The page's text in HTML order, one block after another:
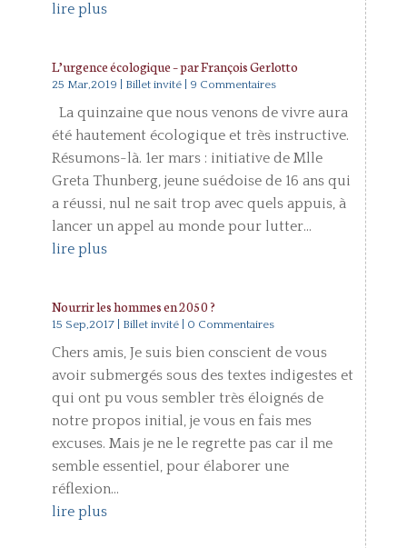
lire plus
L’urgence écologique – par François Gerlotto
25 Mar,2019 Billet invité| 9 Commentaires
La quinzaine que nous venons de vivre aura
été hautement écologique et très instructive.
Résumons-là. 1er mars : initiative de Mlle
Greta Thunberg, jeune suédoise de 16 ans qui
a réussi, nul ne sait trop avec quels appuis, à
lancer un appel au monde pour lutter...
lire plus
Nourrir les hommes en 2050 ?
15 Sep,2017| Billet invité| 0 Commentaires
Chers amis, Je suis bien conscient de vous
avoir submergés sous des textes indigestes et
qui ont pu vous sembler très éloignés de
notre propos initial, je vous en fais mes
excuses. Mais je ne le regrette pas car il me
semble essentiel, pour élaborer une
réflexion...
lire plus